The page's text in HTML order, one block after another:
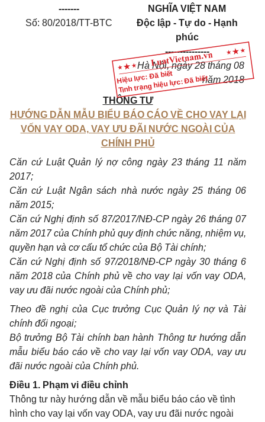
Hiệu lực: Đã biết
Tình trạng hiệu lực: Đã biết
-------
Số: 80/2018/TT-BTC
NGHĨA VIỆT NAM
Độc lập - Tự do - Hạnh
phúc
---------------
Hà Nội, ngày28tháng 08
năm2018
THÔNG TƯ
HƯỚNG DẪN MẪU BIỂU BÁO CÁO VỀ CHO VAY LẠI
VỐN VAY ODA, VAY ƯU ĐÃI NƯỚC NGOÀI CỦA
CHÍNH PHỦ
Căn cứ Luật Quản lý nợ công ngày 23 tháng 11 năm
2017;
Căncứ Luật Ngân sách nhà nước ngày 25 tháng 06
năm 2015;
Căn cứ Nghị định số 87/2017/NĐ-CP ngày 26 tháng 07
năm 2017 của Chính phủ quy định chức năng, nhiệm vụ,
quyền hạn và cơ cấu tổ chức của Bộ Tài chính;
Căn cứ Nghị định số 97/2018/NĐ-CP ngày 30 tháng 6
năm 2018 của Chính phủ về cho vay lại vốn vay ODA,
vay ưu đãi nước ngoài của Chính phủ;
Theo đề nghị của Cục trưởng Cục Quản lý nợ và Tài
chính đối ngoại;
Bộ trưởng Bộ Tài chính ban hành Thông tư hướng dẫn
mẫu biểu báo cáo về cho vay lại vốn vay ODA, vay ưu
đãi nước ngoài của Chính phủ.
Điều 1. Phạm vi điều chỉnh
Thông tư này hướng dẫn về mẫu biểu báo cáo về tình
hình cho vay lại vốn vay ODA, vay ưu đãi nước ngoài